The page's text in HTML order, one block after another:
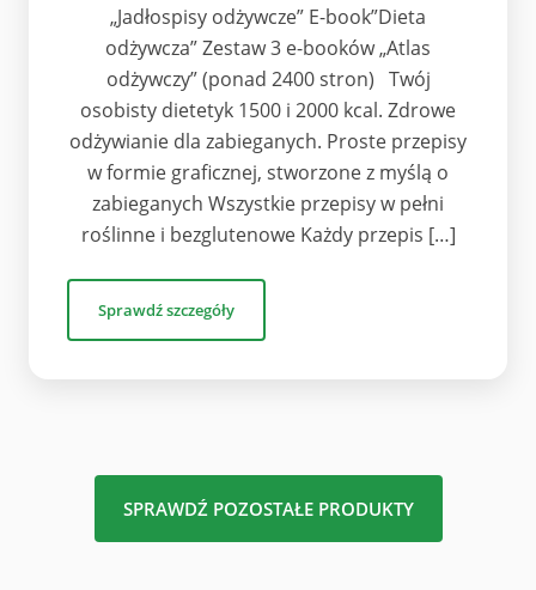
„Jadłospisy odżywcze” E-book”Dieta
odżywcza” Zestaw 3 e-booków „Atlas
odżywczy” (ponad 2400 stron) Twój
osobisty dietetyk 1500 i 2000 kcal. Zdrowe
odżywianie dla zabieganych. Proste przepisy
w formie graficznej, stworzone z myślą o
zabieganych Wszystkie przepisy w pełni
roślinne i bezglutenowe Każdy przepis […]
Sprawdź szczegóły
SPRAWDŹ POZOSTAŁE PRODUKTY